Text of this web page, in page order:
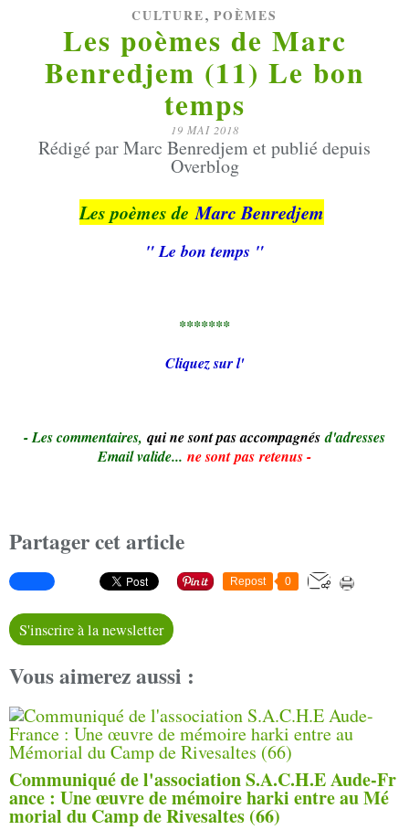
CULTURE, POÈMES
Les poèmes de Marc
Benredjem (11) Le bon
temps
19 MAI 2018
Rédigé par Marc Benredjem et publié depuis
Overblog
Les poèmes de Marc Benredjem
" Le bon temps "
*******
Cliquez sur l'
- Les commentaires, qui ne sont pas accompagnésd'adresses
Email valide... ne sont pas retenus -
Partager cet article
Repost 0
S'inscrire à la newsletter
Vous aimerez aussi :
Communiqué de l'association S.A.C.H.E Aude-Fr
ance : Une œuvre de mémoire harki entre au Mé
morial du Camp de Rivesaltes (66)